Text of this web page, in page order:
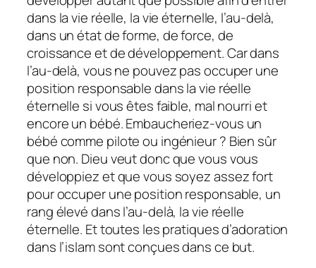
dans la vie réelle, la vie éternelle, l’au-delà,
dans un état de forme, de force, de
croissance et de développement. Car dans
l’au-delà, vous ne pouvez pas occuper une
position responsable dans la vie réelle
éternelle si vous êtes faible, mal nourri et
encore un bébé. Embaucheriez-vous un
bébé comme pilote ou ingénieur ? Bien sûr
que non. Dieu veut donc que vous vous
développiez et que vous soyez assez fort
pour occuper une position responsable, un
rang élevé dans l’au-delà, la vie réelle
éternelle. Et toutes les pratiques d’adoration
dans l’islam sont conçues dans ce but.